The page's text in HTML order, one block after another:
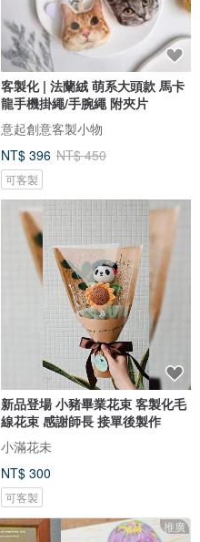
客製化 | 法蘭絨 萌系大頭款 馬卡
龍手機掛繩/手腕繩 附夾片
意起創意客製小物
NT$ 396 NT$ 450
可客製
新品登場 小豬畢業花束 客製化毛
線花束 感謝師長 接單後製作
小滿花未
NT$ 300
可客製
推廣